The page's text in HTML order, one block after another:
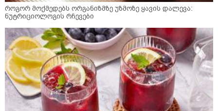
როგორ მოქმედებს ორგანიზმზე უზმოზე ყავის დალევა:
ნუტრიციოლოგის რჩევები